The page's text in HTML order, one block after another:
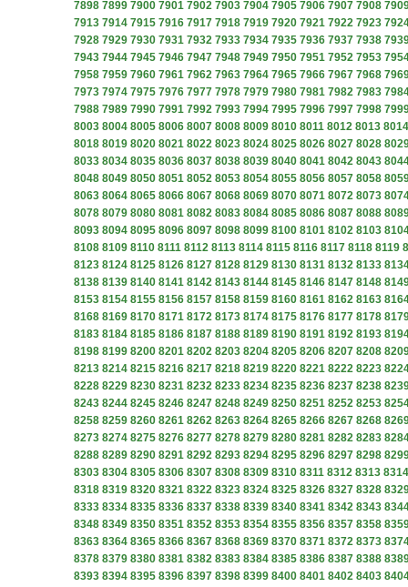
7898 7899 7900 7901 7902 7903 7904 7905 7906 7907 7908
7913 7914 7915 7916 7917 7918 7919 7920 7921 7922 7923
7928 7929 7930 7931 7932 7933 7934 7935 7936 7937 7938
7943 7944 7945 7946 7947 7948 7949 7950 7951 7952 7953
7958 7959 7960 7961 7962 7963 7964 7965 7966 7967 7968
7973 7974 7975 7976 7977 7978 7979 7980 7981 7982 7983
7988 7989 7990 7991 7992 7993 7994 7995 7996 7997 7998
8003 8004 8005 8006 8007 8008 8009 8010 8011 8012 8013 8014
8018 8019 8020 8021 8022 8023 8024 8025 8026 8027 8028
8033 8034 8035 8036 8037 8038 8039 8040 8041 8042 8043
8048 8049 8050 8051 8052 8053 8054 8055 8056 8057 8058
8063 8064 8065 8066 8067 8068 8069 8070 8071 8072 8073
8078 8079 8080 8081 8082 8083 8084 8085 8086 8087 8088
8093 8094 8095 8096 8097 8098 8099 8100 8101 8102 8103
8108 8109 8110 8111 8112 8113 8114 8115 8116 8117 8118 8119
8123 8124 8125 8126 8127 8128 8129 8130 8131 8132 8133
8138 8139 8140 8141 8142 8143 8144 8145 8146 8147 8148
8153 8154 8155 8156 8157 8158 8159 8160 8161 8162 8163
8168 8169 8170 8171 8172 8173 8174 8175 8176 8177 8178
8183 8184 8185 8186 8187 8188 8189 8190 8191 8192 8193
8198 8199 8200 8201 8202 8203 8204 8205 8206 8207 8208
8213 8214 8215 8216 8217 8218 8219 8220 8221 8222 8223
8228 8229 8230 8231 8232 8233 8234 8235 8236 8237 8238
8243 8244 8245 8246 8247 8248 8249 8250 8251 8252 8253
8258 8259 8260 8261 8262 8263 8264 8265 8266 8267 8268
8273 8274 8275 8276 8277 8278 8279 8280 8281 8282 8283
8288 8289 8290 8291 8292 8293 8294 8295 8296 8297 8298
8303 8304 8305 8306 8307 8308 8309 8310 8311 8312 8313 8314
8318 8319 8320 8321 8322 8323 8324 8325 8326 8327 8328
8333 8334 8335 8336 8337 8338 8339 8340 8341 8342 8343
8348 8349 8350 8351 8352 8353 8354 8355 8356 8357 8358
8363 8364 8365 8366 8367 8368 8369 8370 8371 8372 8373
8378 8379 8380 8381 8382 8383 8384 8385 8386 8387 8388
8393 8394 8395 8396 8397 8398 8399 8400 8401 8402 8403